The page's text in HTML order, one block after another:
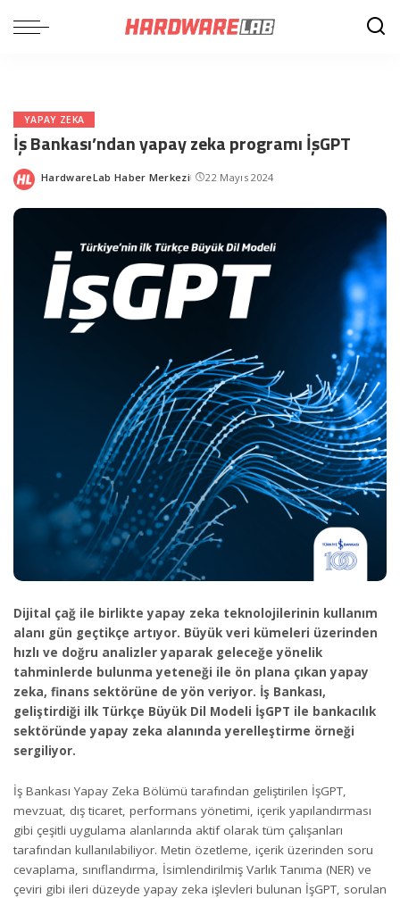
YAPAY ZEKA
İş Bankası’ndan yapay zeka programı İşGPT
Posted
HardwareLab Haber Merkezi 22 Mayıs 2024
Dijital çağ ile birlikte yapay zeka teknolojilerinin kullanım
alanı gün geçtikçe artıyor. Büyük veri kümeleri üzerinden
hızlı ve doğru analizler yaparak geleceğe yönelik
tahminlerde bulunma yeteneği ile ön plana çıkan yapay
zeka, finans sektörüne de yön veriyor. İş Bankası,
geliştirdiği ilk Türkçe Büyük Dil Modeli İşGPT ile bankacılık
sektöründe yapay zeka alanında yerelleştirme örneği
sergiliyor.
İş Bankası Yapay Zeka Bölümü tarafından geliştirilen İşGPT,
mevzuat, dış ticaret, performans yönetimi, içerik yapılandırması
gibi çeşitli uygulama alanlarında aktif olarak tüm çalışanları
tarafından kullanılabiliyor. Metin özetleme, içerik üzerinden soru
cevaplama, sınıflandırma, İsimlendirilmiş Varlık Tanıma (NER) ve
çeviri gibi ileri düzeyde yapay zeka işlevleri bulunan İşGPT, sorulan